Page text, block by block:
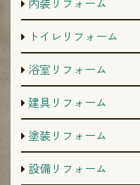
トイレリフォーム
浴室リフォーム
建具リフォーム
塗装リフォーム
設備リフォーム